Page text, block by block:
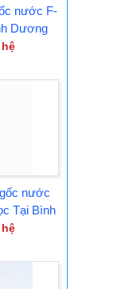
nước F-
Dương
nước
Tại Bình